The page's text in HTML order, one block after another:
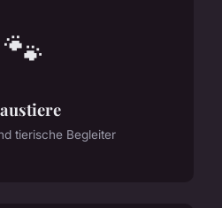
🐾
tierische Begleiter